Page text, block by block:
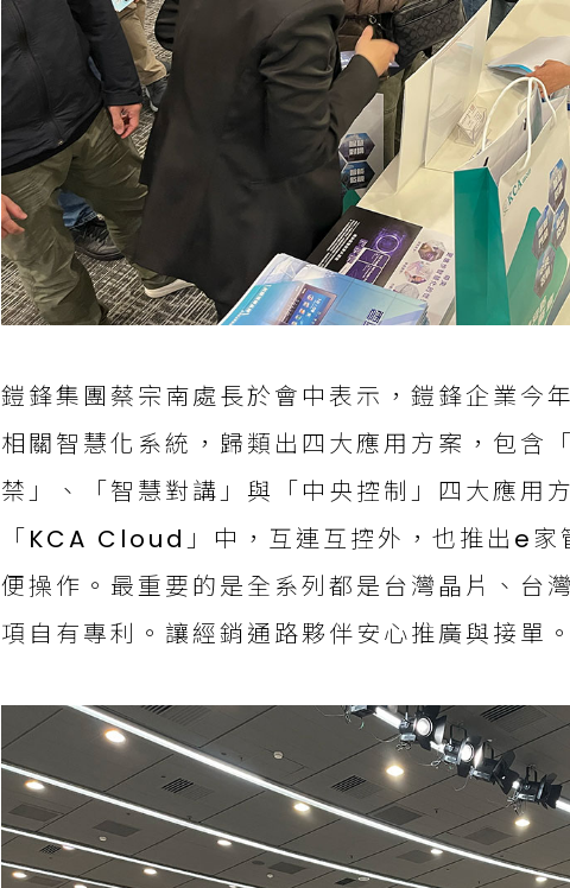
鎧鋒集團蔡宗南處長於會中表示，鎧鋒企業今
相關智慧化系統，歸類出四大應用方案，包含
禁」、「智慧對講」與「中央控制」四大應用
「KCA Cloud」中，互連互控外，也推出e
便操作。最重要的是全系列都是台灣晶片、台
項自有專利。讓經銷通路夥伴安心推廣與接單。